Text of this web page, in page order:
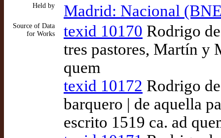
Held by Madrid: Nacional
Source of Data
for Works
texid 10170 Rodrigo
tres pastores, Martín y
quem
texid 10172 Rodrigo
barquero | de aquella
escrito 1519 ca. ad